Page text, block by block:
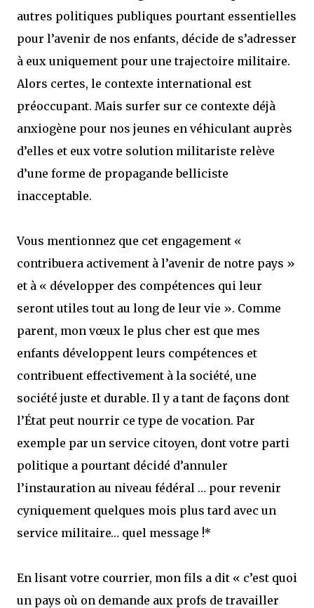
autres politiques publiques pourtant essentielles
pour l’avenir de nos enfants, décide de s’adresser
à eux uniquement pour une trajectoire militaire.
Alors certes, le contexte international est
préoccupant. Mais surfer sur ce contexte déjà
anxiogène pour nos jeunes en véhiculant auprès
d’elles et eux votre solution militariste relève
d’une forme de propagande belliciste
inacceptable.
Vous mentionnez que cet engagement «
contribuera activement à l’avenir de notre pays »
et à « développer des compétences qui leur
seront utiles tout au long de leur vie ». Comme
parent, mon vœux le plus cher est que mes
enfants développent leurs compétences et
contribuent effectivement à la société, une
société juste et durable. Il y a tant de façons dont
l’État peut nourrir ce type de vocation. Par
exemple par un service citoyen, dont votre parti
politique a pourtant décidé d’annuler
l’instauration au niveau fédéral … pour revenir
cyniquement quelques mois plus tard avec un
service militaire… quel message !*
En lisant votre courrier, mon fils a dit « c’est quoi
un pays où on demande aux profs de travailler